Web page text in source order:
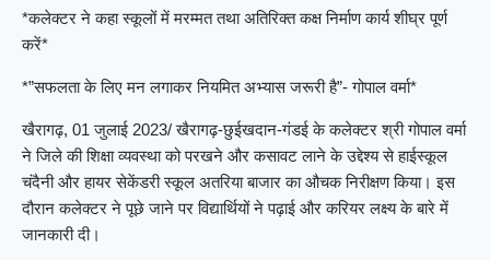
*कलेक्टर ने कहा स्कूलों में मरम्मत तथा अतिरिक्त कक्ष निर्माण कार्य शीघ्र पूर्ण
करें*
*”सफलता के लिए मन लगाकर नियमित अभ्यास जरूरी है”- गोपाल वर्मा*
खैरागढ़, 01 जुलाई 2023/ खैरागढ़-छुईखदान-गंडई के कलेक्टर श्री गोपाल वर्मा
ने जिले की शिक्षा व्यवस्था को परखने और कसावट लाने के उद्देश्य से हाईस्कूल
चंदैनी और हायर सेकेंडरी स्कूल अतरिया बाजार का औचक निरीक्षण किया। इस
दौरान कलेक्टर ने पूछे जाने पर विद्यार्थियों ने पढ़ाई और करियर लक्ष्य के बारे में
जानकारी दी।